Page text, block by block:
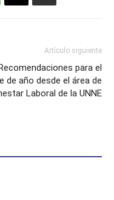
Artículo siguiente
para el
de año desde el área de
Laboral de la UNNE